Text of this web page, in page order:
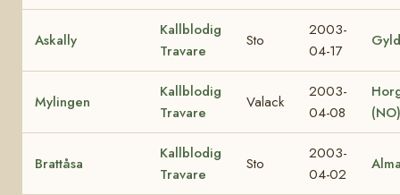
Askally
Kallblodig
Travare
Sto
2003-
04-17
Mylingen
Kallblodig
Travare
Valack
2003-
04-08
(NO)
Brattåsa
Kallblodig
Travare
Sto
2003-
04-02